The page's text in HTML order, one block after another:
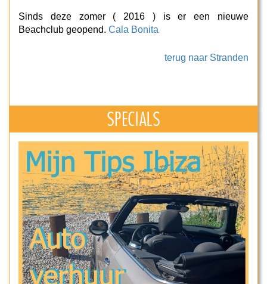
Sinds deze zomer ( 2016 ) is er een nieuwe
Beachclub geopend. Cala Bonita
terug naar Stranden
SPECIALS